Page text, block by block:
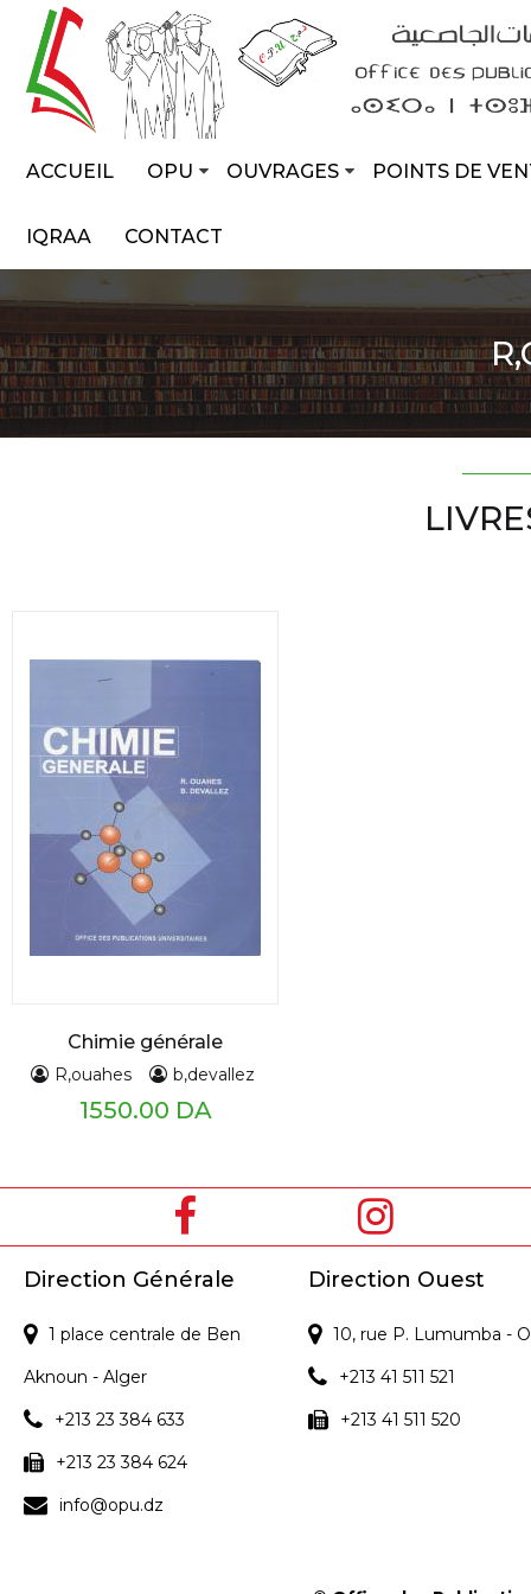
ACCUEIL OPU OUVRAGES POINTS DE
IQRAA CONTACT
Chimie générale
R,ouahes b,devallez
1550.00 DA
Direction Générale
1 place centrale de Ben
Aknoun - Alger
+213 23 384 633
+213 23 384 624
info@opu.dz
Direction Ouest
10, rue P. Lumumba -
+213 41 511 521
+213 41 511 520